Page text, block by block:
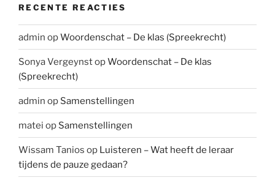
RECENTE REACTIES
admin opWoordenschat – De klas (Spreekrecht)
Sonya VergeynstopWoordenschat – De klas
(Spreekrecht)
admin op Samenstellingen
matei op Samenstellingen
Wissam Tanios op Luisteren – Wat heeft de leraar
tijdens de pauze gedaan?